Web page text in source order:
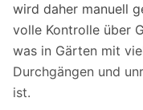
wird daher manuell
volle Kontrolle über
was in Gärten mit
Durchgängen und
ist.